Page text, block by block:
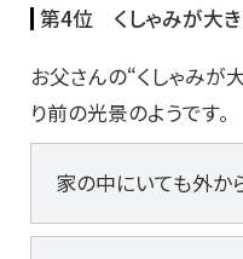
第4位 くしゃみが大
お父さんの“くしゃみが
り前の光景のようです。
家の中にいても外か